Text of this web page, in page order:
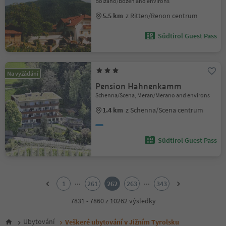
5.5 km z Ritten/Renon centrum
Südtirol Guest Pass
Na vyžádání
Pension Hahnenkamm
Schenna/Scena, Meran/Merano and environs
1.4 km z Schenna/Scena centrum
Südtirol Guest Pass
6
1 ... 261 262 263 ...
343
7831 - 7860 z 10262 výsledky
Ubytování Veškeré ubytování v Jižním Tyrolsku